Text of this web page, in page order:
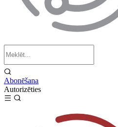
Abonēšana
Autorizēties